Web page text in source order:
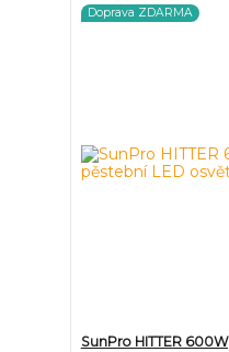
Doprava ZDARMA
SunPro HITTER